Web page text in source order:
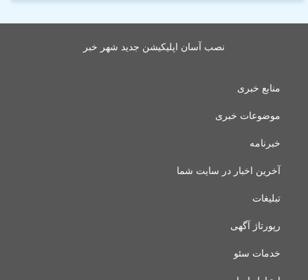
نصب آسان اپلیکیشن جدید شهر خبر
منابع خبری
موضوعات خبری
خبرنامه
آخرین اخبار در سایت شما
تبلیغات
رپورتاژ آگهی
خدمات سئو